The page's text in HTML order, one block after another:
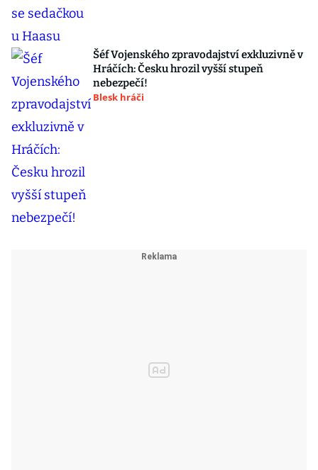
Šéf Vojenského zpravodajství exkluzivně v
Hráčích: Česku hrozil vyšší stupeň
nebezpečí!
Blesk hráči